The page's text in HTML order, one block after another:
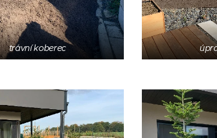
trávní koberec